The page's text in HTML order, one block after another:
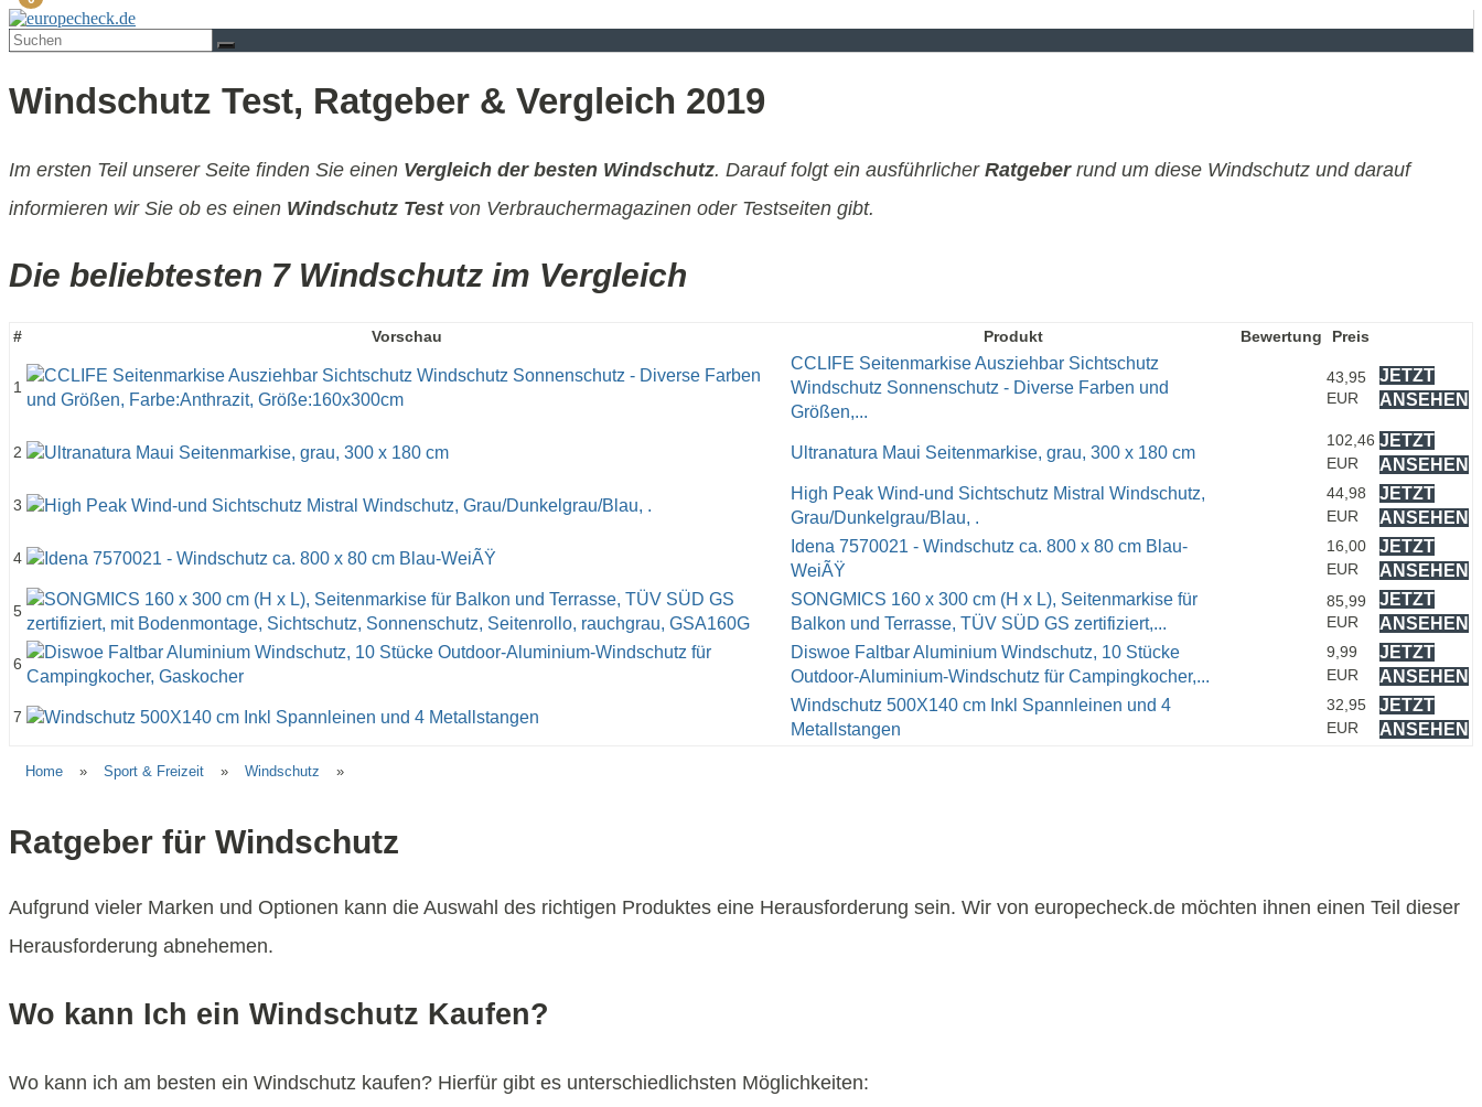
Windschutz Test, Ratgeber & Vergleich 2019
Im ersten Teil unserer Seite finden Sie einen Vergleich der besten Windschutz. Darauf folgt ein ausführlicher Ratgeberrund um diese Windschutz und darauf
informieren wir Sie ob es einen Windschutz Testvon Verbrauchermagazinen oder Testseiten gibt.
Die beliebtesten 7 Windschutz im Vergleich
# Vorschau Produkt Bewertung Preis
1
CCLIFE Seitenmarkise Ausziehbar Sichtschutz
Windschutz Sonnenschutz - Diverse Farben und
Größen,...
43,95
EUR
JETZT
ANSEHEN
2 Ultranatura Maui Seitenmarkise, grau, 300 x 180 cm
102,46
EUR
JETZT
ANSEHEN
3
High Peak Wind-und Sichtschutz Mistral Windschutz,
Grau/Dunkelgrau/Blau, .
44,98
EUR
JETZT
ANSEHEN
4
Idena 7570021 - Windschutz ca. 800 x 80 cm Blau-
WeiÃŸ
16,00
EUR
JETZT
ANSEHEN
5
SONGMICS 160 x 300 cm (H x L), Seitenmarkise für
Balkon und Terrasse, TÜV SÜD GS zertifiziert,...
85,99
EUR
JETZT
ANSEHEN
6
Diswoe Faltbar Aluminium Windschutz, 10 Stücke
Outdoor-Aluminium-Windschutz für Campingkocher,...
9,99
EUR
JETZT
ANSEHEN
7
Windschutz 500X140 cm Inkl Spannleinen und 4
Metallstangen
32,95
EUR
JETZT
ANSEHEN
Home » Sport & Freizeit » Windschutz »
Ratgeber für Windschutz
Aufgrund vieler Marken und Optionen kann die Auswahl des richtigen Produktes eine Herausforderung sein. Wir von europecheck.de möchten ihnen einen Teil dieser
Herausforderung abnehemen.
Wo kann Ich ein Windschutz Kaufen?
Wo kann ich am besten ein Windschutz kaufen? Hierfür gibt es unterschiedlichsten Möglichkeiten: